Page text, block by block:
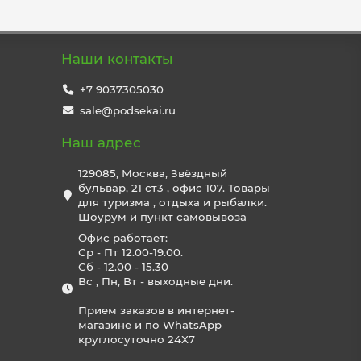
Наши контакты
+7 9037305030
sale@podsekai.ru
Наш адрес
129085, Москва, Звёздный
бульвар, 21 ст3 , офис 107. Товары
для туризма , отдыха и рыбалки.
Шоурум и пункт самовывоза
Офис работает:
Ср - Пт 12.00-19.00.
Сб - 12.00 - 15.30
Вс , Пн, Вт - выходные дни.
Прием заказов в интернет-
магазине и по WhatsApp
круглосуточно 24X7